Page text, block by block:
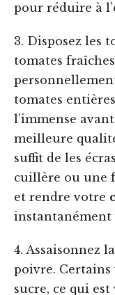
pour réduire à
3. Disposez les
tomates
tomates
l’immense
meilleure
suffit de les
cuillère ou une
et rendre votre
instantanément
4. Assaisonnez
poivre.
sucre, ce qui